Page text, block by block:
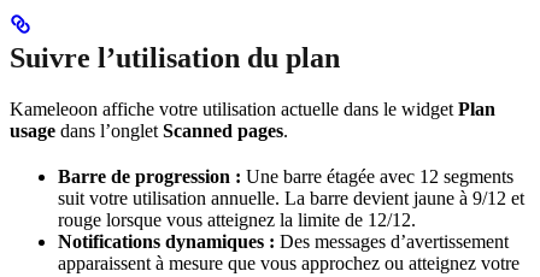
Suivre l’utilisation du plan
Kameleoon affiche votre utilisation actuelle dans le widgetPlan
usage dans l’ongletScanned pages.
Barre de progression : Une barre étagée avec 12 segments
suit votre utilisation annuelle. La barre devient jaune à 9/12 et
rouge lorsque vous atteignez la limite de 12/12.
Notifications dynamiques : Des messages d’avertissement
apparaissent à mesure que vous approchez ou atteignez votre